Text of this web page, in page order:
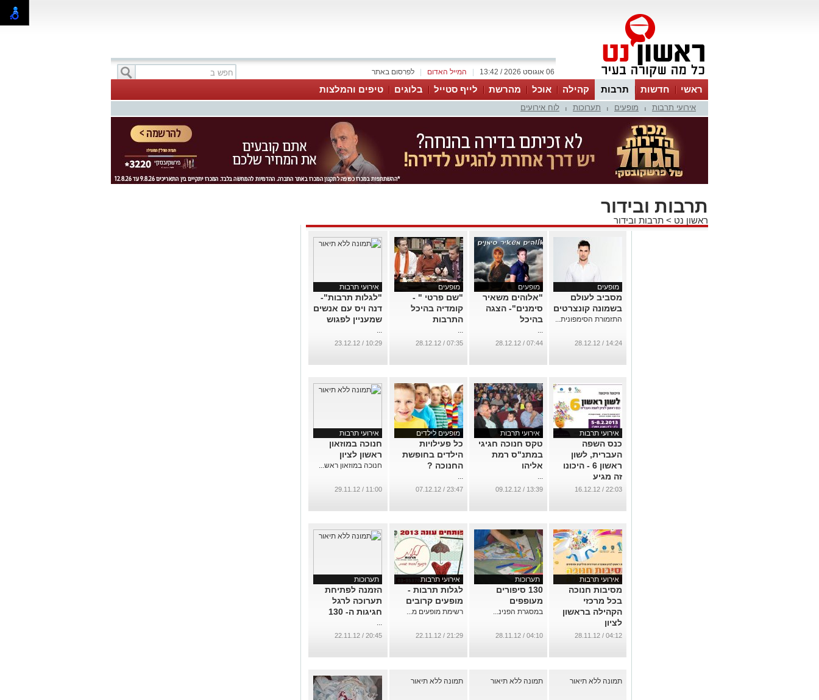
לפרסום באתר המייל האדום 06 אוגוסט 2026 / 13:42
ראשי חדשות תרבות קהילה אוכל מהרשת לייף סטייל בלוגים טיפים והמלצות
אירועי תרבות מופעים תערוכות לוח אירועים
תרבות ובידור
ראשון נט > תרבות ובידור
מופעים
מסביב לעולם
בשמונה קונצרטים
התזמורת הסימפונית...
14:24 / 28.12.12
מופעים
"אלוהים משאיר
סימנים"- הצגה
בהיכל
...
07:44 / 28.12.12
מופעים
"שם פרטי " -
קומדיה בהיכל
התרבות
...
07:35 / 28.12.12
אירועי תרבות
"לגלות תרבות"-
דנה ויס עם אנשים
שמעניין לפגוש
...
10:29 / 23.12.12
אירועי תרבות
כנס השפה
העברית, לשון
ראשון 6 - היכונו
זה מגיע
...
22:03 / 16.12.12
אירועי תרבות
ט​קס חנוכה חגיגי
במתנ"ס רמת
אליהו
...
13:39 / 09.12.12
מופעים לילדים
כל פעילויות
הילדים בחופשת
החנוכה ?
...
23:47 / 07.12.12
אירועי תרבות
חנוכה במוזאון
ראשון לציון
חנוכה במוזאון ראש...
11:00 / 29.11.12
אירועי תרבות
מסיבות חנוכה
בכל מרכזי
הקהילה בראשון
לציון
...
04:12 / 28.11.12
תערוכות
130 סיפורים
מעופפים
במסגרת הפנינ...
04:10 / 28.11.12
אירועי תרבות
לגלות תרבות -
מופעים קרובים
רשימת מופעים מ...
21:29 / 22.11.12
תערוכות
הזמנה לפתיחת
תערוכה לרגל
חגיגות ה- 130
...
20:45 / 22.11.12